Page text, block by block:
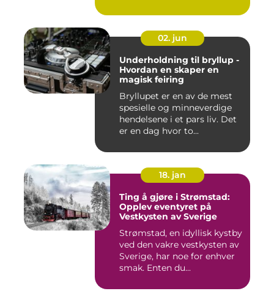
02. jun
Underholdning til bryllup -
Hvordan en skaper en
magisk feiring
Bryllupet er en av de mest
spesielle og minneverdige
hendelsene i et pars liv. Det
er en dag hvor to...
18. jan
Ting å gjøre i Strømstad:
Opplev eventyret på
Vestkysten av Sverige
Strømstad, en idyllisk kystby
ved den vakre vestkysten av
Sverige, har noe for enhver
smak. Enten du...